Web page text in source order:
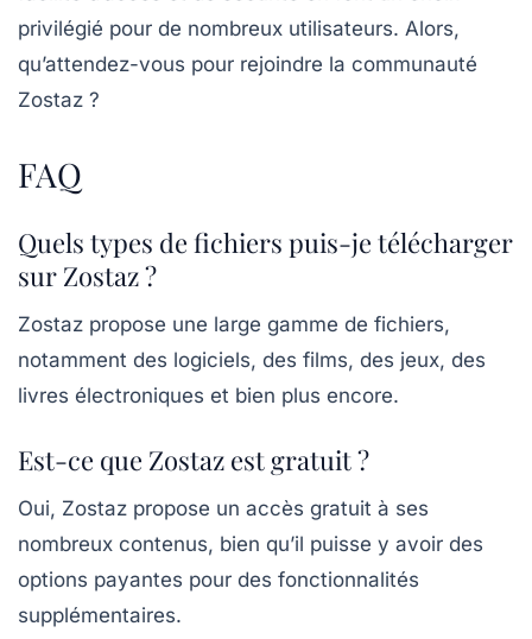
privilégié pour de nombreux utilisateurs. Alors,
qu’attendez-vous pour rejoindre la communauté
Zostaz ?
FAQ
Quels types de fichiers puis-je télécharger
sur Zostaz ?
Zostaz propose une large gamme de fichiers,
notamment des logiciels, des films, des jeux, des
livres électroniques et bien plus encore.
Est-ce que Zostaz est gratuit ?
Oui, Zostaz propose un accès gratuit à ses
nombreux contenus, bien qu’il puisse y avoir des
options payantes pour des fonctionnalités
supplémentaires.